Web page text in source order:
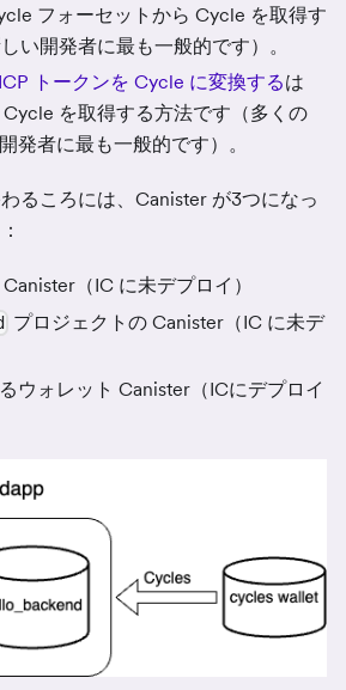
フォーセットから Cycle を取得す
い開発者に最も一般的です）。
ICP トークンを Cycle に変換するは
を取得する方法です（多くの
発者に最も一般的です）。
るころには、Canister が3つになっ
Canister（IC に未デプロイ）
プロジェクトの Canister（IC に未デ
ウォレット Canister（ICにデプロイ